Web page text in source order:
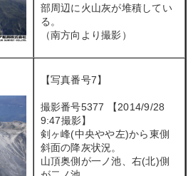
部周辺に火山灰が堆積してい
る。
（南方向より撮影）
【写真番号7】
撮影番号5377 【2014/9/28
9:47撮影】
剣ヶ峰(中央やや左)から東側
斜面の降灰状況。
山頂奥側が一ノ池、右(北)側